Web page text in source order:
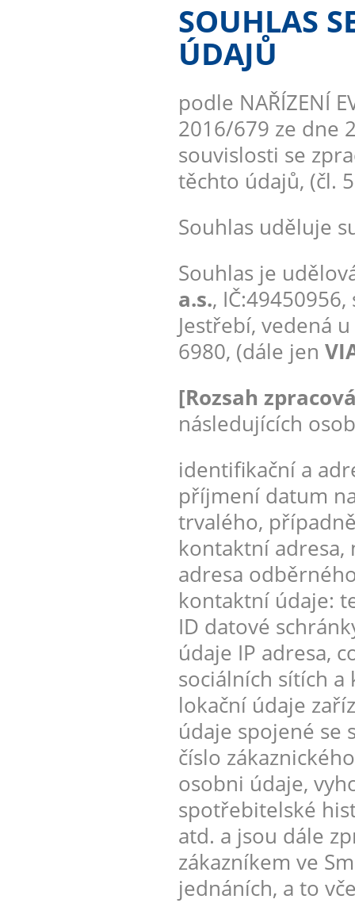
SOUHLAS
ÚDAJŮ
podle NAŘÍZENÍ
2016/679 ze dne
souvislosti se
těchto údajů, (čl.
Souhlas uděluje
Souhlas je
a.s.,
Jestřebí, vedená
6980, (dále jen
[Rozsah
následujících
identifikační a
příjmení datum
trvalého,
kontaktní adresa,
adresa
kontaktní údaje:
ID datové
údaje IP adresa,
sociálních sítích
lokační údaje
údaje spojené se
číslo
osobni údaje,
spotřebitelské
atd. a jsou dále
zákazníkem ve
jednáních, a to